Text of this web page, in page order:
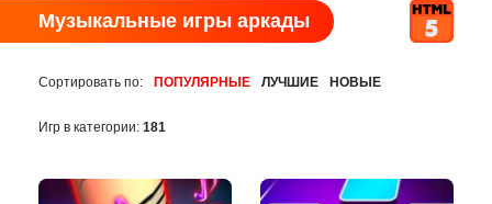
Музыкальные игры аркады
Сортировать по: ПОПУЛЯРНЫЕ ЛУЧШИЕ НОВЫЕ
Игр в категории: 181